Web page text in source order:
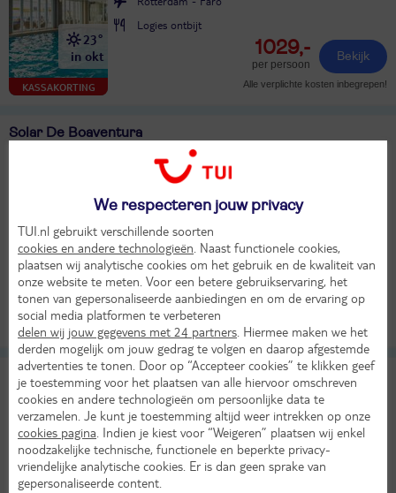
KASSAKORTING
23°
in okt
Logies ontbijt
1029,-
per persoon
Bekijk
Alle verplichte kosten inbegrepen!
Solar De Boaventura
Boaventura
KASSAKORTING
Er ging iets mis bij het ophalen van de prijs
Bekijk beschikbaarheid
Studio 17 by Atlantichotels
TUI classificatie Appartementen
Portugal Algarve Portimão
Do 29 okt 2026
8 dagen (7 nachten)
Rotterdam - Faro
We respecteren jouw privacy
TUI.nl gebruikt verschillende soorten
cookies en andere technologieën . Naast functionele cookies,
plaatsen wij analytische cookies om het gebruik en de kwaliteit van
onze website te meten. Voor een betere gebruikservaring, het
tonen van gepersonaliseerde aanbiedingen en om de ervaring op
social media platformen te verbeteren
delen wij jouw gegevens met 24 partners . Hiermee maken we het
derden mogelijk om jouw gedrag te volgen en daarop afgestemde
advertenties te tonen. Door op “Accepteer cookies” te klikken geef
je toestemming voor het plaatsen van alle hiervoor omschreven
cookies en andere technologieën om persoonlijke data te
verzamelen. Je kunt je toestemming altijd weer intrekken op onze
cookies pagina . Indien je kiest voor “Weigeren” plaatsen wij enkel
noodzakelijke technische, functionele en beperkte privacy-
vriendelijke analytische cookies. Er is dan geen sprake van
gepersonaliseerde content.